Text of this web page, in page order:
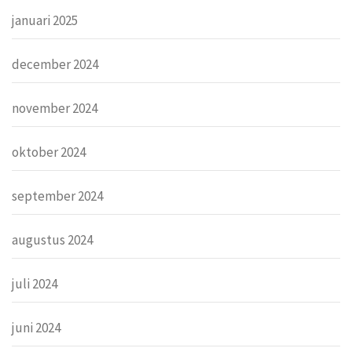
januari 2025
december 2024
november 2024
oktober 2024
september 2024
augustus 2024
juli 2024
juni 2024